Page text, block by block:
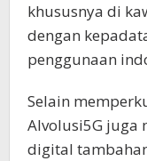
khususnya di
dengan
penggunaan
Selain
AIvolusi5G juga
digital